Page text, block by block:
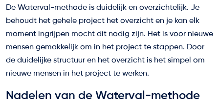
De Waterval-methode is duidelijk en overzichtelijk. Je
behoudt het gehele project het overzicht en je kan elk
moment ingrijpen mocht dit nodig zijn. Het is voor nieuwe
mensen gemakkelijk om in het project te stappen. Door
de duidelijke structuur en het overzicht is het simpel om
nieuwe mensen in het project te werken.
Nadelen van de Waterval-methode